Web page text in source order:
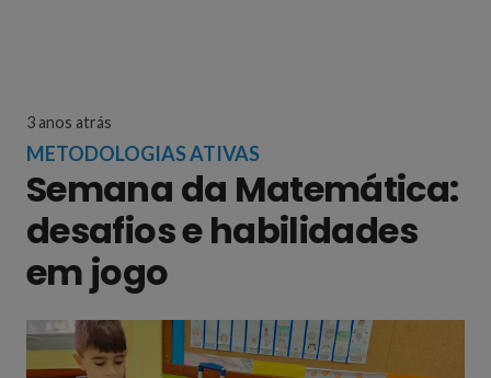
3 anos atrás
METODOLOGIAS ATIVAS
Semana da Matemática:
desafios e habilidades
em jogo